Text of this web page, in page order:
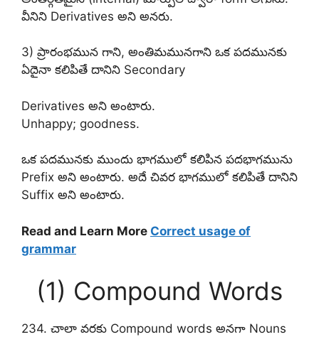
వీనిని Derivatives అని అనరు.
3) ప్రారంభమున గాని, అంతిమమునగాని ఒక పదమునకు
ఏదైనా కలిపితే దానిని Secondary
Derivatives అని అంటారు.
Unhappy; goodness.
ఒక పదమునకు ముందు భాగములో కలిపిన పదభాగమును
Prefix అని అంటారు. అదే చివర భాగములో కలిపితే దానిని
Suffix అని అంటారు.
Read and Learn More Correct usage of
grammar
(1) Compound Words
234. చాలా వరకు Compound words అనగా Nouns